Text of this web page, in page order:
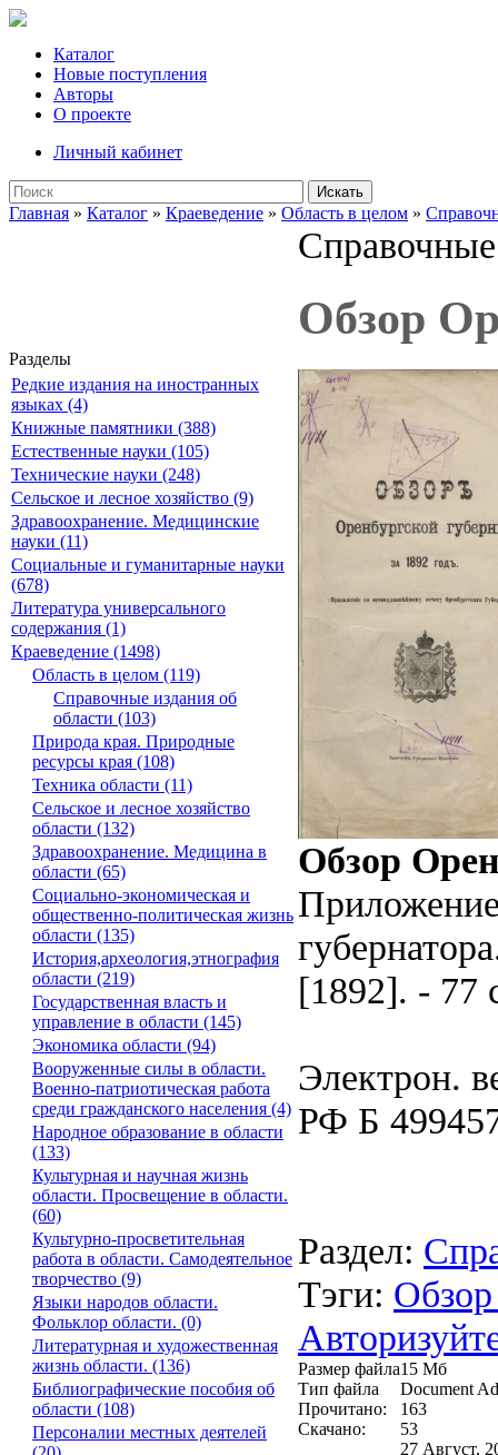
Каталог
Новые поступления
Авторы
О проекте
Личный кабинет
Искать
Главная » Каталог » Краеведение » Область в целом »
Разделы
Редкие издания на иностранных
языках (4)
Книжные памятники (388)
Естественные науки (105)
Технические науки (248)
Сельское и лесное хозяйство (9)
Здравоохранение. Медицинские
науки (11)
Социальные и гуманитарные науки
(678)
Литература универсального
содержания (1)
Краеведение (1498)
Область в целом (119)
Справочные издания об
области (103)
Природа края. Природные
ресурсы края (108)
Техника области (11)
Сельское и лесное хозяйство
области (132)
Здравоохранение. Медицина в
области (65)
Социально-экономическая и
общественно-политическая жизнь
области (135)
История,археология,этнография
области (219)
Государственная власть и
управление в области (145)
Экономика области (94)
Вооруженные силы в области.
Военно-патриотическая работа
среди гражданского населения (4)
Народное образование в области
(133)
Культурная и научная жизнь
области. Просвещение в области.
(60)
Культурно-просветительная
работа в области. Самодеятельное
творчество (9)
Языки народов области.
Фольклор области. (0)
Литературная и художественная
жизнь области. (136)
Библиографические пособия об
области (108)
Персоналии местных деятелей
Обзор
Обзор
[1892]. - 77
Электрон.
РФ Б
Раздел:
Тэги:
Размер файла15 Мб
Тип файла
Document
Прочитано:
163
Скачано:
53
27 Август,